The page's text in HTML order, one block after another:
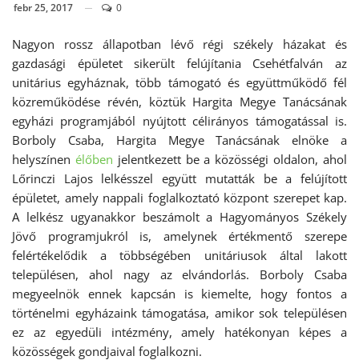
febr 25, 2017 0
Nagyon rossz állapotban lévő régi székely házakat és
gazdasági épületet sikerült felújítania Csehétfalván az
unitárius egyháznak, több támogató és együttműködő fél
közreműködése révén, köztük Hargita Megye Tanácsának
egyházi programjából nyújtott célirányos támogatással is.
Borboly Csaba, Hargita Megye Tanácsának elnöke a
helyszínen élőben jelentkezett be a közösségi oldalon, ahol
Lőrinczi Lajos lelkésszel együtt mutatták be a felújított
épületet, amely nappali foglalkoztató központ szerepet kap.
A lelkész ugyanakkor beszámolt a Hagyományos Székely
Jövő programjukról is, amelynek értékmentő szerepe
felértékelődik a többségében unitáriusok által lakott
településen, ahol nagy az elvándorlás. Borboly Csaba
megyeelnök ennek kapcsán is kiemelte, hogy fontos a
történelmi egyházaink támogatása, amikor sok településen
ez az egyedüli intézmény, amely hatékonyan képes a
közösségek gondjaival foglalkozni.